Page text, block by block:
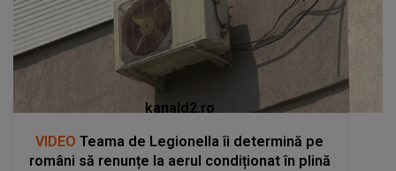
kanald2.ro
VIDEO Teama de Legionella îi determină pe
români să renunțe la aerul condiționat în plină